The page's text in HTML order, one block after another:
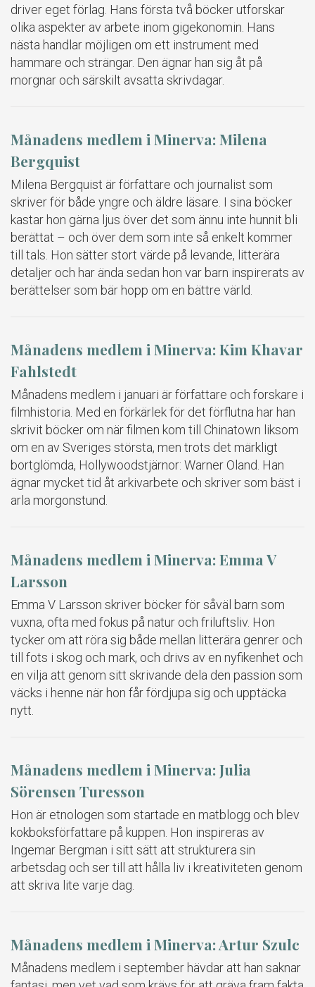
driver eget förlag. Hans första två böcker utforskar
olika aspekter av arbete inom gigekonomin. Hans
nästa handlar möjligen om ett instrument med
hammare och strängar. Den ägnar han sig åt på
morgnar och särskilt avsatta skrivdagar.
Månadens medlem i Minerva: Milena
Bergquist
Milena Bergquist är författare och journalist som
skriver för både yngre och äldre läsare. I sina böcker
kastar hon gärna ljus över det som ännu inte hunnit bli
berättat – och över dem som inte så enkelt kommer
till tals. Hon sätter stort värde på levande, litterära
detaljer och har ända sedan hon var barn inspirerats av
berättelser som bär hopp om en bättre värld.
Månadens medlem i Minerva: Kim Khavar
Fahlstedt
Månadens medlem i januari är författare och forskare i
filmhistoria. Med en förkärlek för det förflutna har han
skrivit böcker om när filmen kom till Chinatown liksom
om en av Sveriges största, men trots det märkligt
bortglömda, Hollywoodstjärnor: Warner Oland. Han
ägnar mycket tid åt arkivarbete och skriver som bäst i
arla morgonstund.
Månadens medlem i Minerva: Emma V
Larsson
Emma V Larsson skriver böcker för såväl barn som
vuxna, ofta med fokus på natur och friluftsliv. Hon
tycker om att röra sig både mellan litterära genrer och
till fots i skog och mark, och drivs av en nyfikenhet och
en vilja att genom sitt skrivande dela den passion som
väcks i henne när hon får fördjupa sig och upptäcka
nytt.
Månadens medlem i Minerva: Julia
Sörensen Turesson
Hon är etnologen som startade en matblogg och blev
kokboksförfattare på kuppen. Hon inspireras av
Ingemar Bergman i sitt sätt att strukturera sin
arbetsdag och ser till att hålla liv i kreativiteten genom
att skriva lite varje dag.
Månadens medlem i Minerva: Artur Szulc
Månadens medlem i september hävdar att han saknar